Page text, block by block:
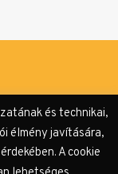
és technikai,
élmény javítására,
A cookie